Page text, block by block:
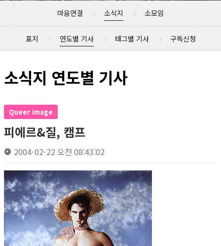
마음연결 소식지 소모임
표지 연도별 기사 태그별 기사 구독신청
소식지 연도별 기사
Queer image
피에르&질, 캠프
2004-02-22 오전 08:43:02